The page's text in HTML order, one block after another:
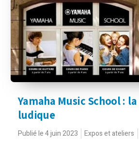
Yamaha Music School :
ludique
Publié le 4 juin 2023 Expos et ateliers